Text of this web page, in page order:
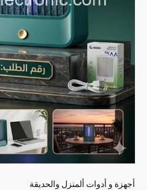
أجهزة و أدوات ألمنزل والحديقة